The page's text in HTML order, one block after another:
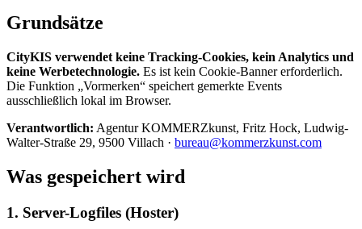
Grundsätze
CityKIS verwendet keine Tracking-Cookies, kein Analytics und
keine Werbetechnologie. Es ist kein Cookie-Banner erforderlich.
Die Funktion „Vormerken“ speichert gemerkte Events
ausschließlich lokal im Browser.
Verantwortlich: Agentur KOMMERZkunst, Fritz Hock, Ludwig-
Walter-Straße 29, 9500 Villach · bureau@kommerzkunst.com
Was gespeichert wird
1. Server-Logfiles (Hoster)